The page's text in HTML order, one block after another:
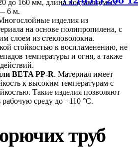
до 160 мм, длина поставляемых
6 м.
изделия из
на основе полипропилена, с
слоем из стекловолокна.
стойкостью к воспламенению, не
температуры и огня, а также
BETA PP-R. Материал имеет
к высоким температурам с
Такие изделия позволяют
рабочую среду до +110 °C.
труб